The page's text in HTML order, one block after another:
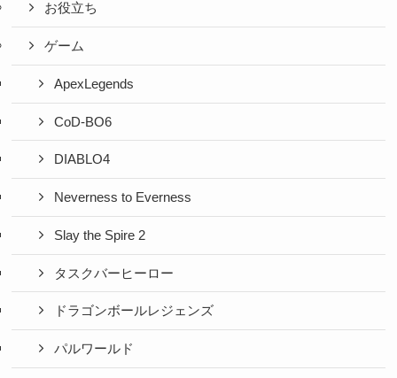
お役立ち
ゲーム
ApexLegends
CoD-BO6
DIABLO4
Neverness to Everness
Slay the Spire 2
タスクバーヒーロー
ドラゴンボールレジェンズ
パルワールド